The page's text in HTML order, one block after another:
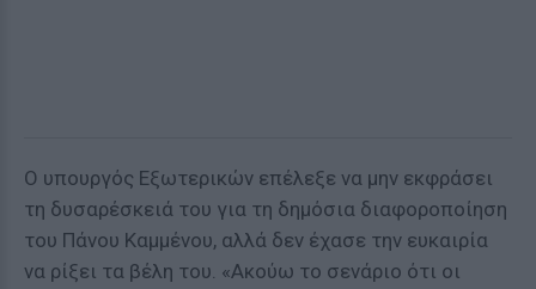
Ο υπουργός Εξωτερικών επέλεξε να μην εκφράσει
τη δυσαρέσκειά του για τη δημόσια διαφοροποίηση
του Πάνου Καμμένου, αλλά δεν έχασε την ευκαιρία
να ρίξει τα βέλη του. «Ακούω το σενάριο ότι οι